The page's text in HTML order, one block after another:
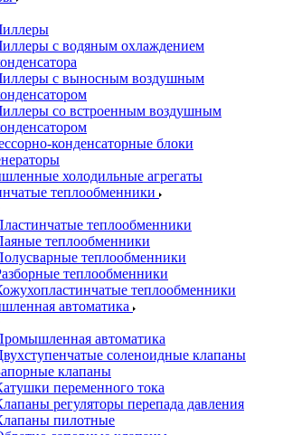
с водяным охлаждением
с выносным воздушным
со встроенным воздушным
конденсаторные блоки
холодильные агрегаты
теплообменники
теплообменники
теплообменники
теплообменники
теплообменники
теплообменники
автоматика
автоматика
соленоидные клапаны
клапаны
переменного тока
регуляторы перепада давления
пилотные